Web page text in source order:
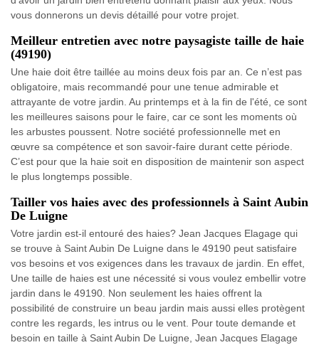
vous donnerons un devis détaillé pour votre projet.
Meilleur entretien avec notre paysagiste taille de haie
(49190)
Une haie doit être taillée au moins deux fois par an. Ce n’est pas
obligatoire, mais recommandé pour une tenue admirable et
attrayante de votre jardin. Au printemps et à la fin de l'été, ce sont
les meilleures saisons pour le faire, car ce sont les moments où
les arbustes poussent. Notre société professionnelle met en
œuvre sa compétence et son savoir-faire durant cette période.
C’est pour que la haie soit en disposition de maintenir son aspect
le plus longtemps possible.
Tailler vos haies avec des professionnels à Saint Aubin
De Luigne
Votre jardin est-il entouré des haies? Jean Jacques Elagage qui
se trouve à Saint Aubin De Luigne dans le 49190 peut satisfaire
vos besoins et vos exigences dans les travaux de jardin. En effet,
Une taille de haies est une nécessité si vous voulez embellir votre
jardin dans le 49190. Non seulement les haies offrent la
possibilité de construire un beau jardin mais aussi elles protègent
contre les regards, les intrus ou le vent. Pour toute demande et
besoin en taille à Saint Aubin De Luigne, Jean Jacques Elagage